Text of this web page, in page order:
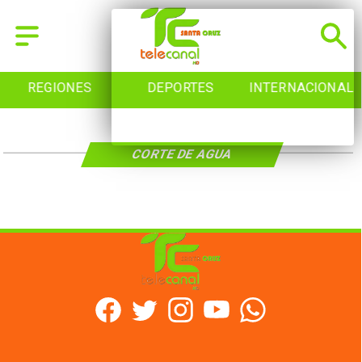
REGIONES DEPORTES INTERNACIONAL
CORTE DE AGUA